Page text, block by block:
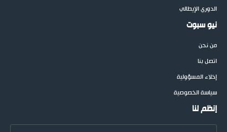
الدوري الإيطالي
نيو سبوت
من نحن
اتصل بنا
إخلاء المسؤولية
سياسة الخصوصية
إنظم لنا